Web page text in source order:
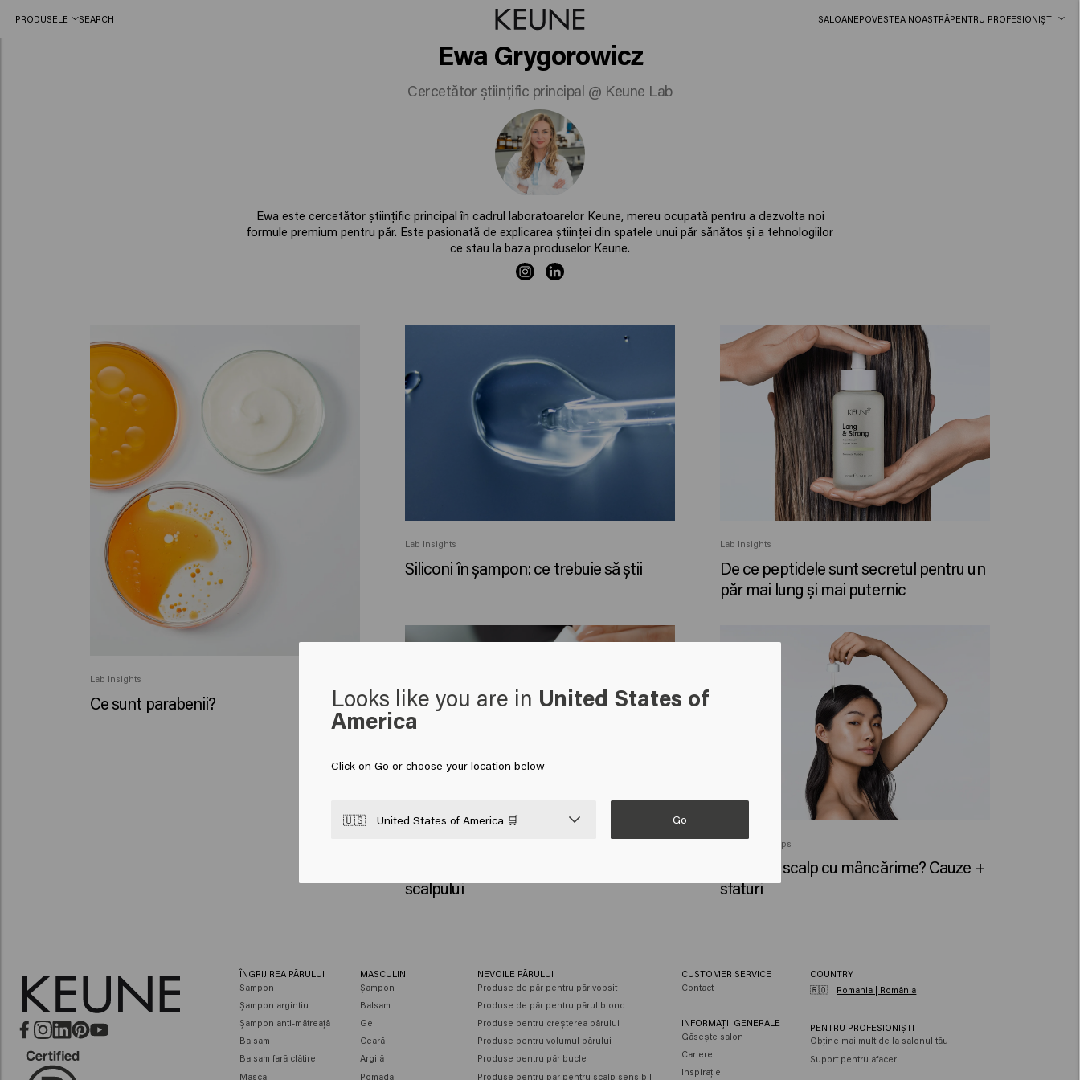
PRODUSELE SEARCH SALOANEPOVESTEA NOASTRĂPENTRU PROFESIONIȘTI
Ewa Grygorowicz
Cercetător științific principal @ Keune Lab
Ewa este cercetător științific principal în cadrul laboratoarelor Keune, mereu ocupată pentru a dezvolta noi
formule premium pentru păr. Este pasionată de explicarea științei din spatele unui păr sănătos și a tehnologiilor
ce stau la baza produselor Keune.
Lab Insights
Ce sunt parabenii?
Lab Insights
Siliconi în șampon: ce trebuie să știi
Lab Insights
De ce peptidele sunt secretul pentru un
păr mai lung și mai puternic
scalpului
Healthy Hair Tips
Suferi de scalp cu mâncărime? Cauze +
sfaturi
Looks like you are in United States of
America
Click on Go or choose your location below
🇺🇸 United States of America 🛒 Go
ÎNGRIJIREA PĂRULUI
Sampon
Șampon argintiu
Șampon anti-mătreață
Balsam
Balsam fară clătire
Masca
MASCULIN
Șampon
Balsam
Gel
Ceară
Argilă
Pomadă
NEVOILE PĂRULUI
Produse de păr pentru păr vopsit
Produse de păr pentru părul blond
Produse pentru creșterea părului
Produse pentru volumul părului
Produse pentru păr bucle
Produse pentru păr pentru scalp sensibil
CUSTOMER SERVICE
Contact
INFORMAȚII GENERALE
Găsește salon
Cariere
Inspirație
COUNTRY
🇷🇴
Romania | România
PENTRU PROFESIONIȘTI
Obține mai mult de la salonul tău
Suport pentru afaceri